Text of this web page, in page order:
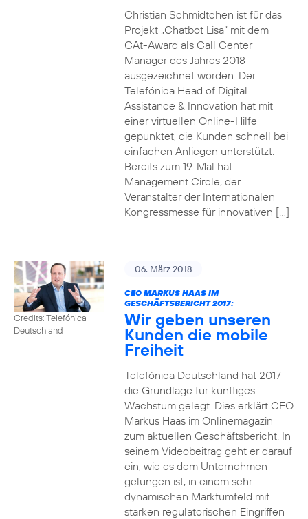
Christian Schmidtchen ist für das
Projekt „Chatbot Lisa“ mit dem
CAt-Award als Call Center
Manager des Jahres 2018
ausgezeichnet worden. Der
Telefónica Head of Digital
Assistance & Innovation hat mit
einer virtuellen Online-Hilfe
gepunktet, die Kunden schnell bei
einfachen Anliegen unterstützt.
Bereits zum 19. Mal hat
Management Circle, der
Veranstalter der Internationalen
Kongressmesse für innovativen […]
Credits: Telefónica
Deutschland
06. März 2018
CEO MARKUS HAAS IM
GESCHÄFTSBERICHT 2017:
Wir geben unseren
Kunden die mobile
Freiheit
Telefónica Deutschland hat 2017
die Grundlage für künftiges
Wachstum gelegt. Dies erklärt CEO
Markus Haas im Onlinemagazin
zum aktuellen Geschäftsbericht. In
seinem Videobeitrag geht er darauf
ein, wie es dem Unternehmen
gelungen ist, in einem sehr
dynamischen Marktumfeld mit
starken regulatorischen Eingriffen